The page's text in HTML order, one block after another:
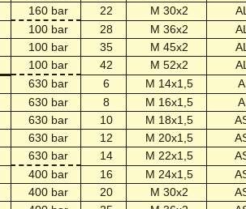
160 bar 22 M 30x2
100 bar 28 M 36x2
100 bar 35 M 45x2
100 bar 42 M 52x2
630 bar 6 M 14x1,5
630 bar 8 M 16x1,5
630 bar 10 M 18x1,5
630 bar 12 M 20x1,5
630 bar 14 M 22x1,5
400 bar 16 M 24x1,5
400 bar 20 M 30x2